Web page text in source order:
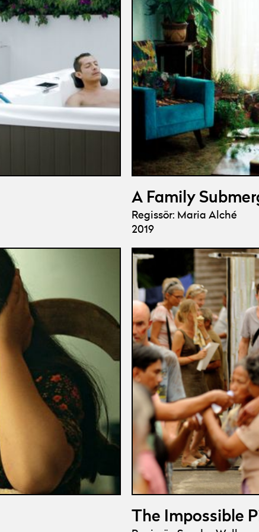
A Family
Regissör: Maria Alché
2019
The Impossible